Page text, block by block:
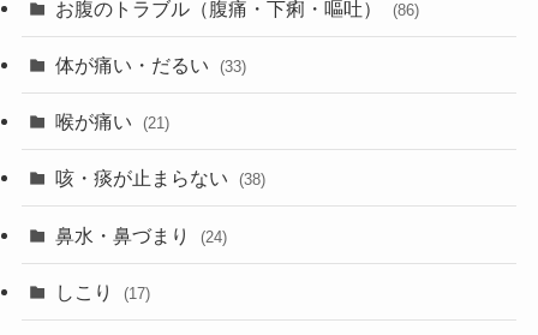
お腹のトラブル（腹痛・下痢・嘔吐） (86)
体が痛い・だるい (33)
喉が痛い (21)
咳・痰が止まらない (38)
鼻水・鼻づまり (24)
しこり (17)